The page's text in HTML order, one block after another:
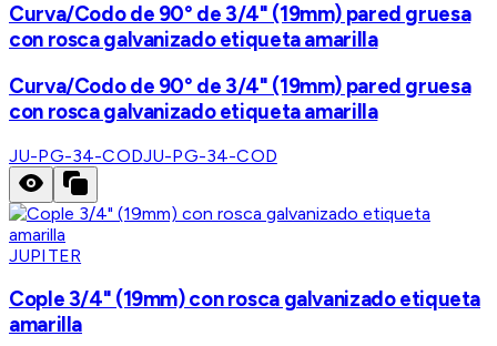
Curva/Codo de 90° de 3/4" (19mm) pared gruesa
con rosca galvanizado etiqueta amarilla
Curva/Codo de 90° de 3/4" (19mm) pared gruesa
con rosca galvanizado etiqueta amarilla
JU-PG-34-CODJU-PG-34-COD
JUPITER
Cople 3/4" (19mm) con rosca galvanizado etiqueta
amarilla